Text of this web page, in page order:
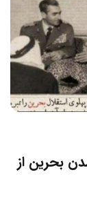
بحرین از